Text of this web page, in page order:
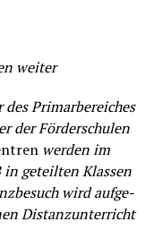
weiter
Prim­ar­be­rei­ches
der För­der­schu­len
wer­den im
in geteil­ten Klas­sen
wird auf­ge­
Distanz­un­ter­richt